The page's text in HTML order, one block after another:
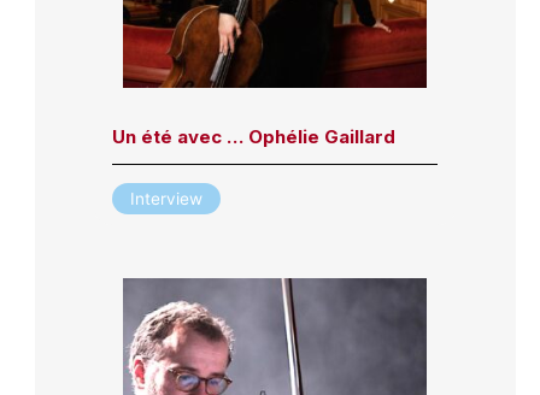
Un été avec … Ophélie Gaillard
Interview